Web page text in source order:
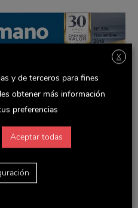
X
y de terceros para fines
obtener más información
preferencias
Aceptar todas